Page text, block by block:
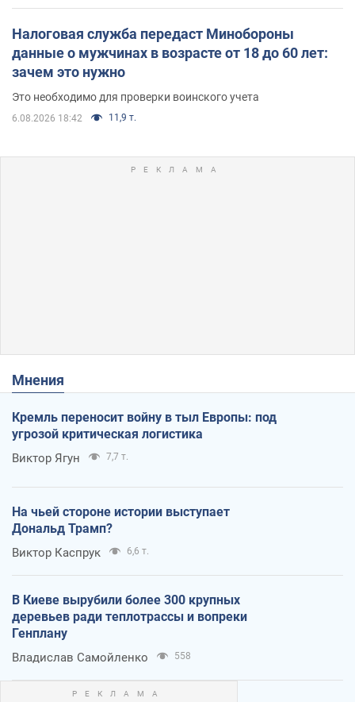
Налоговая служба передаст Минобороны
данные о мужчинах в возрасте от 18 до 60 лет:
зачем это нужно
Это необходимо для проверки воинского учета
6.08.2026 18:42 11,9 т.
Мнения
Кремль переносит войну в тыл Европы: под
угрозой критическая логистика
Виктор Ягун 7,7 т.
На чьей стороне истории выступает
Дональд Трамп?
Виктор Каспрук 6,6 т.
В Киеве вырубили более 300 крупных
деревьев ради теплотрассы и вопреки
Генплану
Владислав Самойленко 558